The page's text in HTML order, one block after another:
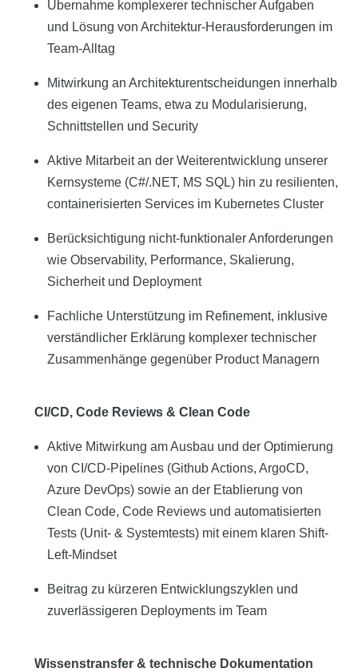
Übernahme komplexerer technischer Aufgaben
und Lösung von Architektur-Herausforderungen im
Team-Alltag
Mitwirkung an Architekturentscheidungen innerhalb
des eigenen Teams, etwa zu Modularisierung,
Schnittstellen und Security
Aktive Mitarbeit an der Weiterentwicklung unserer
Kernsysteme (C#/.NET, MS SQL) hin zu resilienten,
containerisierten Services im Kubernetes Cluster
Berücksichtigung nicht-funktionaler Anforderungen
wie Observability, Performance, Skalierung,
Sicherheit und Deployment
Fachliche Unterstützung im Refinement, inklusive
verständlicher Erklärung komplexer technischer
Zusammenhänge gegenüber Product Managern
CI/CD, Code Reviews & Clean Code
Aktive Mitwirkung am Ausbau und der Optimierung
von CI/CD-Pipelines (Github Actions, ArgoCD,
Azure DevOps) sowie an der Etablierung von
Clean Code, Code Reviews und automatisierten
Tests (Unit- & Systemtests) mit einem klaren Shift-
Left-Mindset
Beitrag zu kürzeren Entwicklungszyklen und
zuverlässigeren Deployments im Team
Wissenstransfer & technische Dokumentation